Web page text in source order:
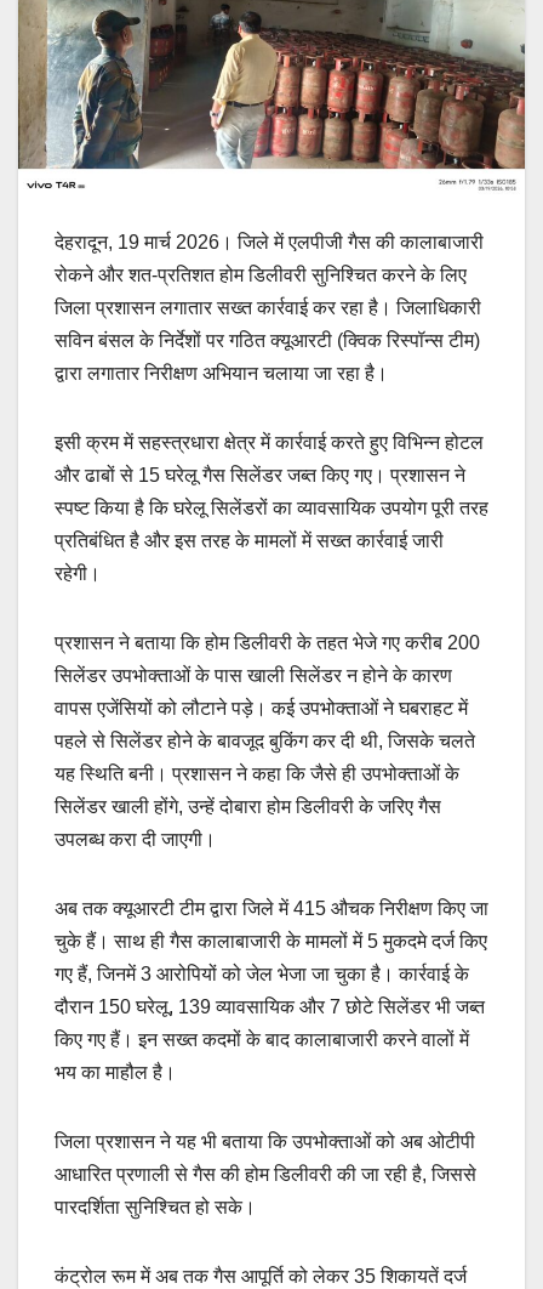
देहरादून, 19 मार्च 2026। जिले में एलपीजी गैस की कालाबाजारी
रोकने और शत-प्रतिशत होम डिलीवरी सुनिश्चित करने के लिए
जिला प्रशासन लगातार सख्त कार्रवाई कर रहा है। जिलाधिकारी
सविन बंसल के निर्देशों पर गठित क्यूआरटी (क्विक रिस्पॉन्स टीम)
द्वारा लगातार निरीक्षण अभियान चलाया जा रहा है।
इसी क्रम में सहस्त्रधारा क्षेत्र में कार्रवाई करते हुए विभिन्न होटल
और ढाबों से 15 घरेलू गैस सिलेंडर जब्त किए गए। प्रशासन ने
स्पष्ट किया है कि घरेलू सिलेंडरों का व्यावसायिक उपयोग पूरी तरह
प्रतिबंधित है और इस तरह के मामलों में सख्त कार्रवाई जारी
रहेगी।
प्रशासन ने बताया कि होम डिलीवरी के तहत भेजे गए करीब 200
सिलेंडर उपभोक्ताओं के पास खाली सिलेंडर न होने के कारण
वापस एजेंसियों को लौटाने पड़े। कई उपभोक्ताओं ने घबराहट में
पहले से सिलेंडर होने के बावजूद बुकिंग कर दी थी, जिसके चलते
यह स्थिति बनी। प्रशासन ने कहा कि जैसे ही उपभोक्ताओं के
सिलेंडर खाली होंगे, उन्हें दोबारा होम डिलीवरी के जरिए गैस
उपलब्ध करा दी जाएगी।
अब तक क्यूआरटी टीम द्वारा जिले में 415 औचक निरीक्षण किए जा
चुके हैं। साथ ही गैस कालाबाजारी के मामलों में 5 मुकदमे दर्ज किए
गए हैं, जिनमें 3 आरोपियों को जेल भेजा जा चुका है। कार्रवाई के
दौरान 150 घरेलू, 139 व्यावसायिक और 7 छोटे सिलेंडर भी जब्त
किए गए हैं। इन सख्त कदमों के बाद कालाबाजारी करने वालों में
भय का माहौल है।
जिला प्रशासन ने यह भी बताया कि उपभोक्ताओं को अब ओटीपी
आधारित प्रणाली से गैस की होम डिलीवरी की जा रही है, जिससे
पारदर्शिता सुनिश्चित हो सके।
कंट्रोल रूम में अब तक गैस आपूर्ति को लेकर 35 शिकायतें दर्ज